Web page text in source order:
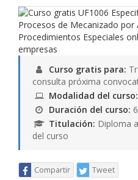
Curso gratis para:
consulta próxima
Modalidad del curso:
Duración del curso:
Titulación: Diploma
del curso
Compartir Tweet